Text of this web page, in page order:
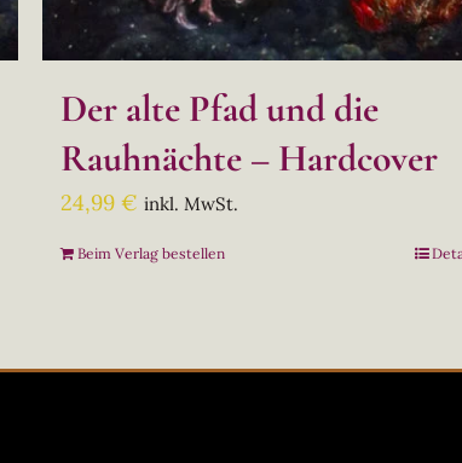
Der alte Pfad und die
Rauhnächte – Hardcover
24,99 € inkl. MwSt.
Beim Verlag bestellen